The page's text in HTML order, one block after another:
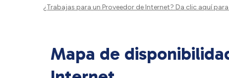
¿Trabajas para un Proveedor de Internet? Da clic aquípara
Mapa de